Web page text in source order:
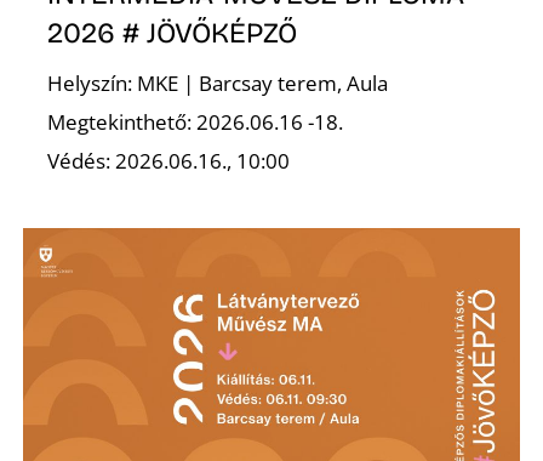
2026 # JÖVŐKÉPZŐ
Helyszín: MKE | Barcsay terem, Aula
Megtekinthető: 2026.06.16 -18.
Védés: 2026.06.16., 10:00